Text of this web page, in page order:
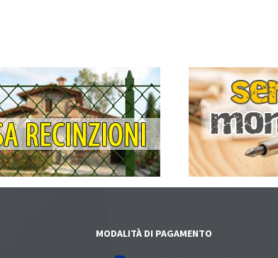
MODALITÀ DI PAGAMENTO